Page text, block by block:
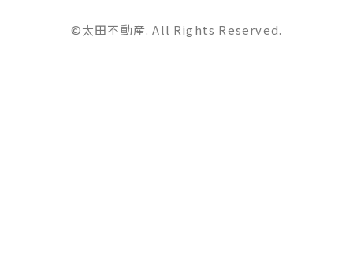
©太田不動産. All Rights Reserved.